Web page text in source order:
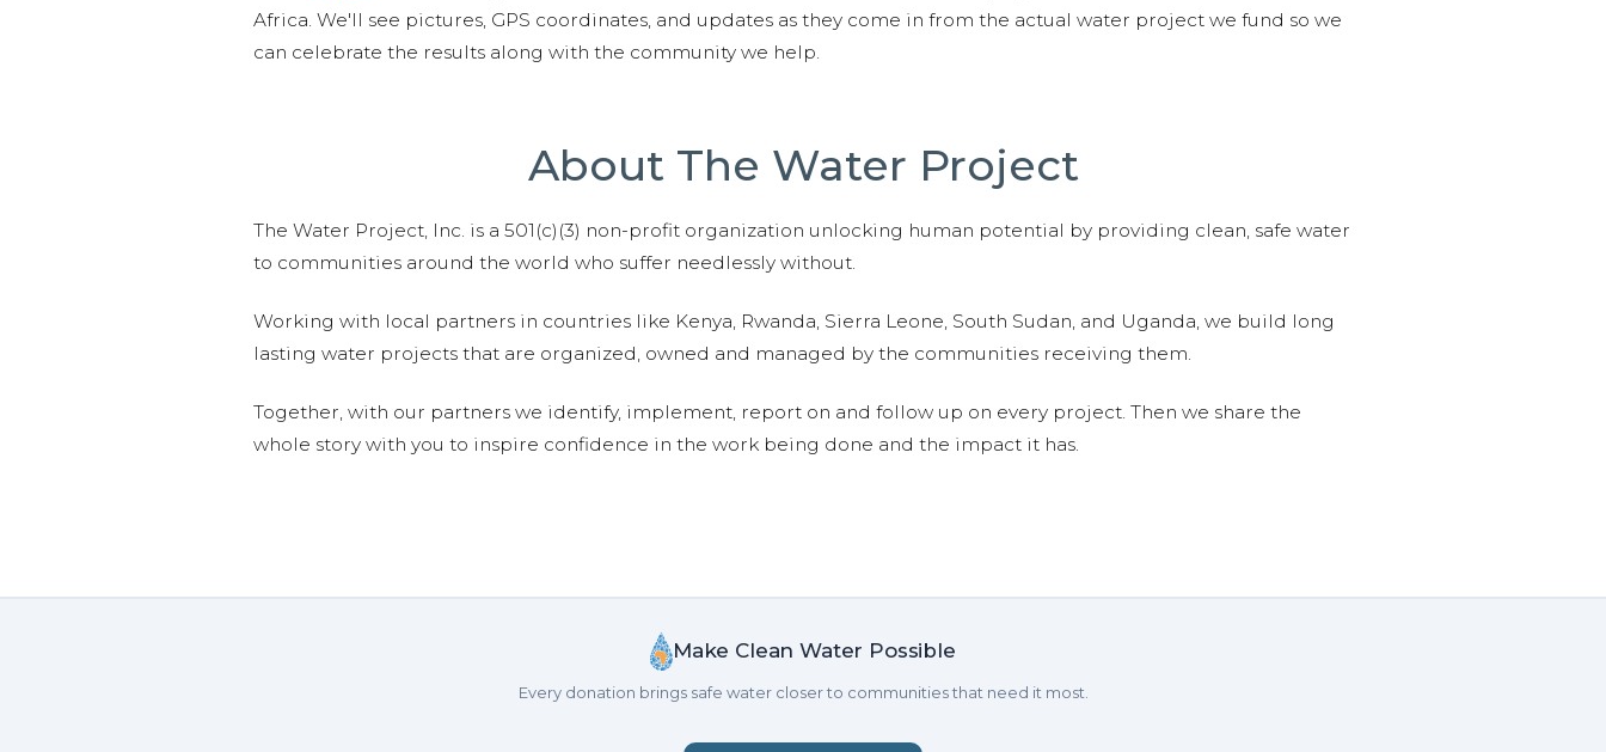
Africa. We'll see pictures, GPS coordinates, and updates as they come in from the actual water project we fund so we
can celebrate the results along with the community we help.
About The Water Project
The Water Project, Inc. is a 501(c)(3) non-profit organization unlocking human potential by providing clean, safe water
to communities around the world who suffer needlessly without.
Working with local partners in countries like Kenya, Rwanda, Sierra Leone, South Sudan, and Uganda, we build long
lasting water projects that are organized, owned and managed by the communities receiving them.
Together, with our partners we identify, implement, report on and follow up on every project. Then we share the
whole story with you to inspire confidence in the work being done and the impact it has.
Make Clean Water Possible
Every donation brings safe water closer to communities that need it most.